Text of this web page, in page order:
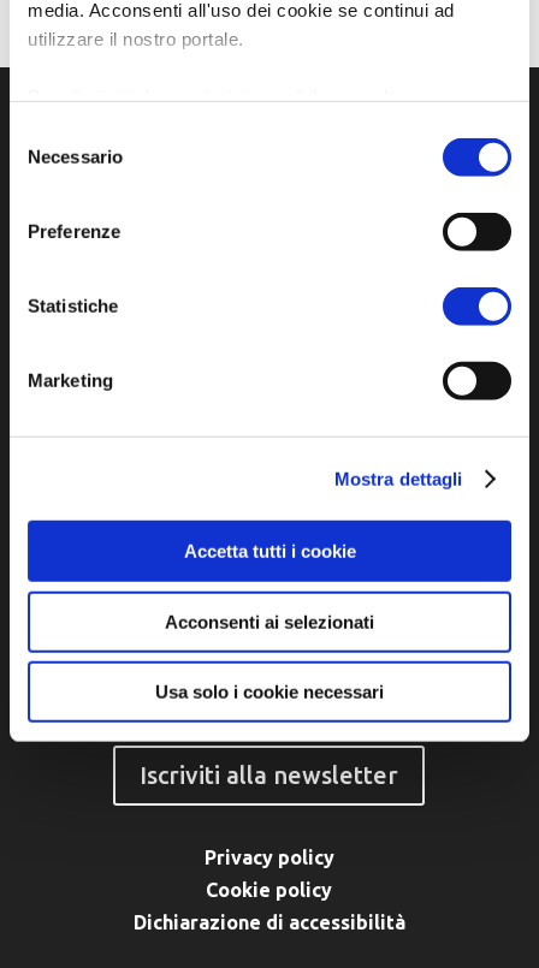
media. Acconsenti all'uso dei cookie se continui ad
utilizzare il nostro portale.
delNecessario
Preferenze
Statistiche
Marketing
Mostra dettagli
Accetta tutti i cookie
Acconsenti ai selezionati
Usa solo i cookie necessari
dell'Unione dei Comuni della Bassa Romagna
Tel. +39 0545 280898
turismo@unione.labassaromagna.it
P.IVA e Cod. Fiscale 02291370399
Iscriviti alla newsletter
Privacy policy
Cookie policy
Dichiarazione di accessibilità